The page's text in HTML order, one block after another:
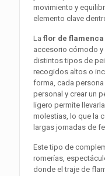
movimiento y
elemento clave
Laflor de
accesorio cómodo y
distintos tipos de
recogidos altos o
forma, cada
personal y crear un
ligero permite
molestias, lo que la
largas jornadas de
Este tipo de
romerías,
donde el traje de